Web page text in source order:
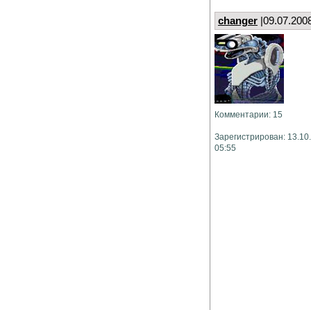
changer
Комментарии: 15
Зарегистрирован:
05:55